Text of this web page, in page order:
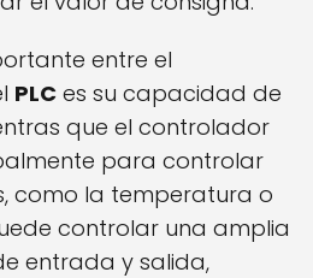
entre el
PLC es su capacidad de
que el controlador
para controlar
como la temperatura o
controlar una amplia
entrada y salida,